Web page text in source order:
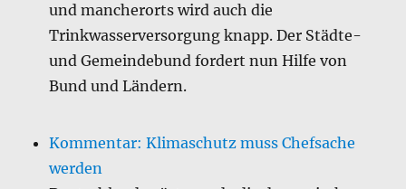
und mancherorts wird auch die
Trinkwasserversorgung knapp. Der Städte-
und Gemeindebund fordert nun Hilfe von
Bund und Ländern.
Kommentar: Klimaschutz muss Chefsache
werden